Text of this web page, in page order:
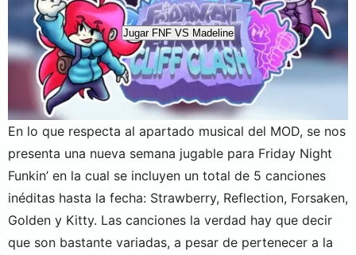
Jugar FNF VS Madeline
En lo que respecta al apartado musical del MOD, se nos
presenta una nueva semana jugable para Friday Night
Funkin’ en la cual se incluyen un total de 5 canciones
inéditas hasta la fecha: Strawberry, Reflection, Forsaken,
Golden y Kitty. Las canciones la verdad hay que decir
que son bastante variadas, a pesar de pertenecer a la